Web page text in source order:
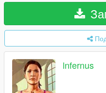
lnfernus